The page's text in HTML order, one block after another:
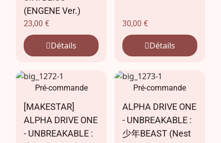
(ENGENE Ver.)
23,00€
Détails
30,00 €
Détails
Pré-commande
[MAKESTAR]
ALPHA DRIVE ONE
- UNBREAKABLE :
Pré-commande
ALPHA DRIVE ONE
- UNBREAKABLE :
少年BEAST (Nest